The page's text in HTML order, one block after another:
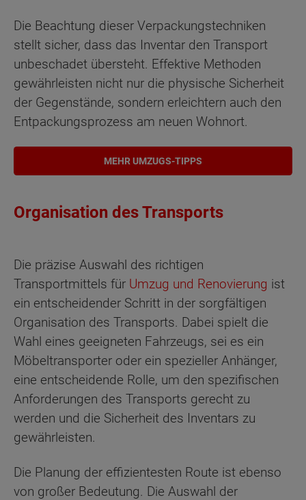
Die Beachtung dieser Verpackungstechniken
stellt sicher, dass das Inventar den Transport
unbeschadet übersteht. Effektive Methoden
gewährleisten nicht nur die physische Sicherheit
der Gegenstände, sondern erleichtern auch den
Entpackungsprozess am neuen Wohnort.
MEHR UMZUGS-TIPPS
Organisation des Transports
Die präzise Auswahl des richtigen
Transportmittels für Umzug und Renovierung ist
ein entscheidender Schritt in der sorgfältigen
Organisation des Transports. Dabei spielt die
Wahl eines geeigneten Fahrzeugs, sei es ein
Möbeltransporter oder ein spezieller Anhänger,
eine entscheidende Rolle, um den spezifischen
Anforderungen des Transports gerecht zu
werden und die Sicherheit des Inventars zu
gewährleisten.
Die Planung der effizientesten Route ist ebenso
von großer Bedeutung. Die Auswahl der